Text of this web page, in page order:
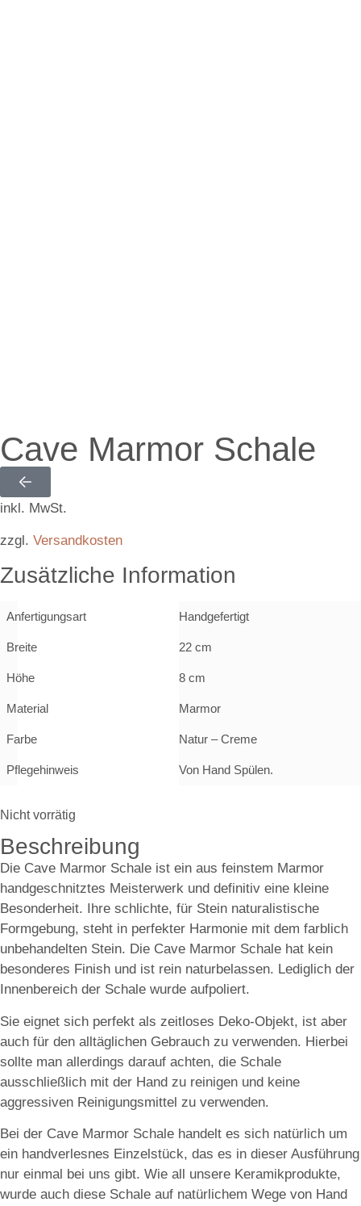
Cave Marmor Schale
99,00
inkl. MwSt.
zzgl. Versandkosten
Zusätzliche Information
Anfertigungsart Handgefertigt
Breite 22 cm
Höhe 8 cm
Material Marmor
Farbe Natur – Creme
Pflegehinweis Von Hand Spülen.
Nicht vorrätig
Beschreibung
Die Cave Marmor Schale ist ein aus feinstem Marmor
handgeschnitztes Meisterwerk und definitiv eine kleine
Besonderheit. Ihre schlichte, für Stein naturalistische
Formgebung, steht in perfekter Harmonie mit dem farblich
unbehandelten Stein. Die Cave Marmor Schale hat kein
besonderes Finish und ist rein naturbelassen. Lediglich der
Innenbereich der Schale wurde aufpoliert.
Sie eignet sich perfekt als zeitloses Deko-Objekt, ist aber
auch für den alltäglichen Gebrauch zu verwenden. Hierbei
sollte man allerdings darauf achten, die Schale
ausschließlich mit der Hand zu reinigen und keine
aggressiven Reinigungsmittel zu verwenden.
Bei der Cave Marmor Schale handelt es sich natürlich um
ein handverlesnes Einzelstück, das es in dieser Ausführung
nur einmal bei uns gibt. Wie all unsere Keramikprodukte,
wurde auch diese Schale auf natürlichem Wege von Hand